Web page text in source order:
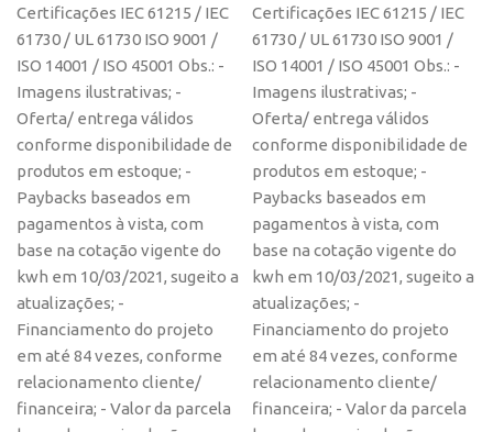
Certificações IEC 61215 / IEC
61730 / UL 61730 ISO 9001 /
ISO 14001 / ISO 45001 Obs.: -
Imagens ilustrativas; -
Oferta/ entrega válidos
conforme disponibilidade de
produtos em estoque; -
Paybacks baseados em
pagamentos à vista, com
base na cotação vigente do
kwh em 10/03/2021, sugeito a
atualizações; -
Financiamento do projeto
em até 84 vezes, conforme
relacionamento cliente/
financeira; - Valor da parcela
Certificações IEC 61215 / IEC
61730 / UL 61730 ISO 9001 /
ISO 14001 / ISO 45001 Obs.: -
Imagens ilustrativas; -
Oferta/ entrega válidos
conforme disponibilidade de
produtos em estoque; -
Paybacks baseados em
pagamentos à vista, com
base na cotação vigente do
kwh em 10/03/2021, sugeito a
atualizações; -
Financiamento do projeto
em até 84 vezes, conforme
relacionamento cliente/
financeira; - Valor da parcela